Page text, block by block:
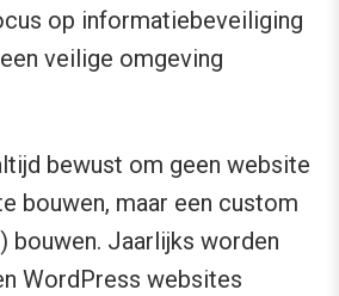
op informatiebeveiliging
veilige omgeving
bewust om geen website
bouwen, maar een custom
bouwen. Jaarlijks worden
WordPress websites